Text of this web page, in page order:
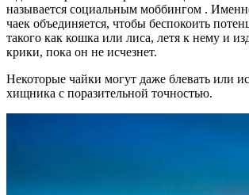
называется социальным моббингом .
чаек объединяется, чтобы беспокоить
такого как кошка или лиса, летя к нему и
крики, пока он не исчезнет.
Некоторые чайки могут даже блевать или
хищника с поразительной точностью.